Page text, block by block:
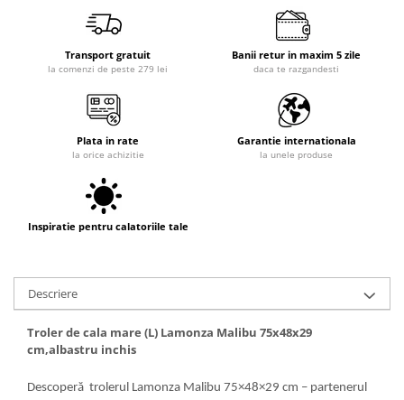
Transport gratuit
la comenzi de peste 279 lei
Banii retur in maxim 5 zile
daca te razgandesti
Plata in rate
la orice achizitie
Garantie internationala
la unele produse
Inspiratie pentru calatoriile tale
Descriere
Troler de cala mare (L) Lamonza Malibu 75x48x29
cm,albastru inchis
Descoperă trolerul Lamonza Malibu 75×48×29 cm – partenerul